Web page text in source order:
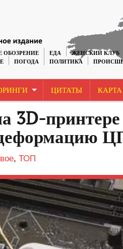
ОБОЗРЕНИЕ ЕДА ЖЕНСКИЙ КЛУБ
ПОГОДА ПОЛИТИКА
ЦИТАТЫ
3D-
, ТОП